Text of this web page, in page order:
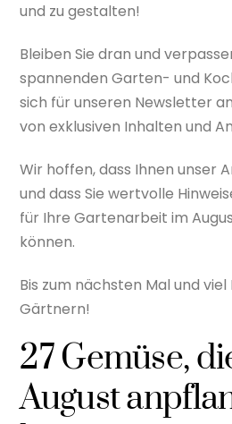
und zu gestalten!
Bleiben Sie dran und
spannenden Garten- und
sich für unseren Newsletter
von exklusiven Inhalten und
Wir hoffen, dass Ihnen unser
und dass Sie wertvolle
für Ihre Gartenarbeit im
können.
Bis zum nächsten Mal und
Gärtnern!
27 Gemüse,
August